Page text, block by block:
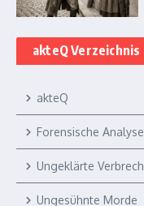
akteQ Verzeichnis
akteQ
Forensische
Ungeklärte
Ungesühnte Morde